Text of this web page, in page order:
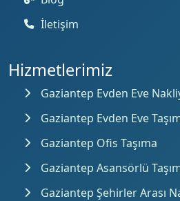
İletişim
Hizmetlerimiz
Gaziantep Evden Eve
Gaziantep Evden Eve
Gaziantep Ofis Taşıma
Gaziantep Asansörlü
Gaziantep Şehirler Arası